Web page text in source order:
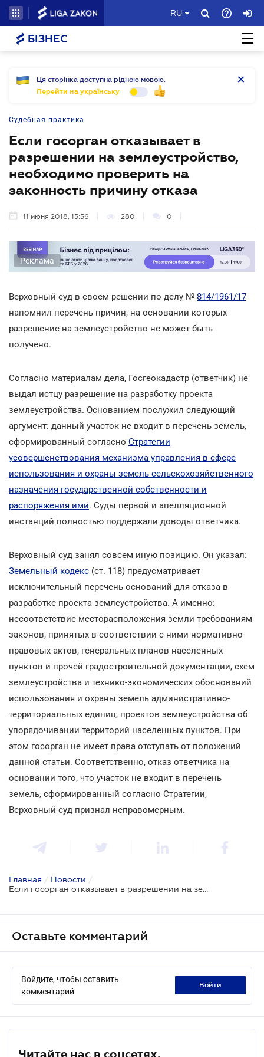
RU
БІЗНЕС
Ця сторінка доступна рідною мовою.
Перейти на українську
Судебная практика
Если госорган отказывает в
разрешении на землеустройство,
необходимо проверить на
законность причину отказа
11 июня 2018, 15:56 280 0
Реклама
Верховный суд в своем решении по делу № 814/1961/17
напомнил перечень причин, на основании которых
разрешение на землеустройство не может быть
получено.
Согласно материалам дела, Госгеокадастр (ответчик) не
выдал истцу разрешение на разработку проекта
землеустройства. Основанием послужил следующий
аргумент: данный участок не входит в перечень земель,
сформированный согласно Стратегии
усовершенствования механизма управления в сфере
использования и охраны земель сельскохозяйственного
назначения государственной собственности и
распоряжения ими. Суды первой и апелляционной
инстанций полностью поддержали доводы ответчика.
Верховный суд занял совсем иную позицию. Он указал:
Земельный кодекс (ст. 118) предусматривает
исключительный перечень оснований для отказа в
разработке проекта землеустройства. А именно:
несоответствие месторасположения земли требованиям
законов, принятых в соответствии с ними нормативно-
правовых актов, генеральных планов населенных
пунктов и прочей градостроительной документации, схем
землеустройства и технико-экономических обоснований
использования и охраны земель административно-
территориальных единиц, проектов землеустройства об
упорядочивании территорий населенных пунктов. При
этом госорган не имеет права отступать от положений
данной статьи. Соответственно, отказ ответчика на
основании того, что участок не входит в перечень
земель, сформированный согласно Стратегии,
Верховный суд признал неправомерным.
Главная / Новости /
Если госорган отказывает в разрешении на землеустройство, необходимо проверить на законность причину отказа
Оставьте комментарий
Войдите, чтобы оставить
комментарий
войти
Читайте нас в соцсетях.